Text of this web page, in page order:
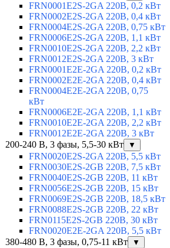
FRN0001E2S-2GA 220В, 0,2 кВт
FRN0002E2S-2GA 220В, 0,4 кВт
FRN0004E2S-2GA 220В, 0,75 кВт
FRN0006E2S-2GA 220В, 1,1 кВт
FRN0010E2S-2GA 220В, 2,2 кВт
FRN0012E2S-2GA 220В, 3 кВт
FRN0001E2E-2GA 220В, 0,2 кВт
FRN0002E2E-2GA 220В, 0,4 кВт
FRN0004E2E-2GA 220В, 0,75
кВт
FRN0006E2E-2GA 220В, 1,1 кВт
FRN0010E2E-2GA 220В, 2,2 кВт
FRN0012E2E-2GA 220В, 3 кВт
200-240 В, 3 фазы, 5,5-30 кВт
▼
FRN0020E2S-2GA 220В, 5,5 кВт
FRN0030E2S-2GB 220В, 7,5 кВт
FRN0040E2S-2GB 220В, 11 кВт
FRN0056E2S-2GB 220В, 15 кВт
FRN0069E2S-2GB 220В, 18,5 кВт
FRN0088E2S-2GB 220В, 22 кВт
FRN0115E2S-2GB 220В, 30 кВт
FRN0020E2E-2GA 220В, 5,5 кВт
380-480 В, 3 фазы, 0,75-11 кВт
▼